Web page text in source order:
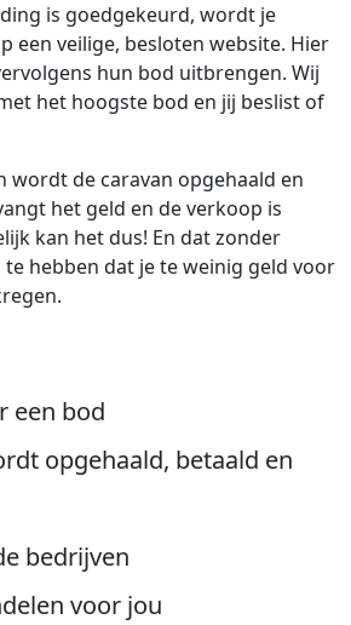
is goedgekeurd, wordt je
een veilige, besloten website. Hier
hun bod uitbrengen. Wij
het hoogste bod en jij beslist of
wordt de caravan opgehaald en
het geld en de verkoop is
kan het dus! En dat zonder
hebben dat je te weinig geld voor
een bod
opgehaald, betaald en
bedrijven
voor jou